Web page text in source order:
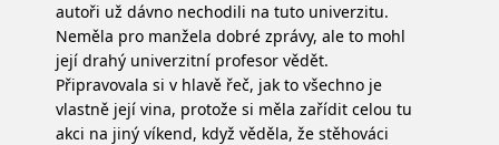
autoři už dávno nechodili na tuto univerzitu.
Neměla pro manžela dobré zprávy, ale to mohl
její drahý univerzitní profesor vědět.
Připravovala si v hlavě řeč, jak to všechno je
vlastně její vina, protože si měla zařídit celou tu
akci na jiný víkend, když věděla, že stěhováci